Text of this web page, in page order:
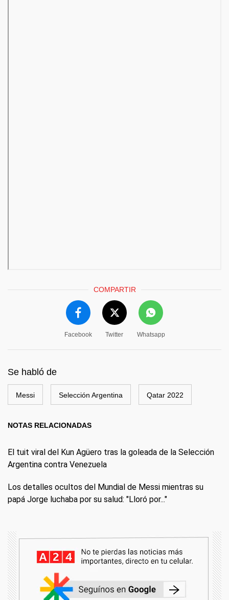
COMPARTIR
Facebook Twitter Whatsapp
Se habló de
Messi Selección Argentina Qatar 2022
NOTAS RELACIONADAS
El tuit viral del Kun Agüero tras la goleada de la Selección
Argentina contra Venezuela
Los detalles ocultos del Mundial de Messi mientras su
papá Jorge luchaba por su salud: "Lloró por..."